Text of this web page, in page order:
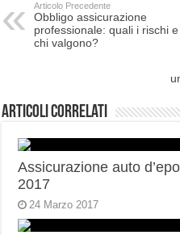
Articolo Precedente
Obbligo assicurazione
professionale: quali i rischi
chi valgono?
Articoli correlati
Assicurazione auto
2017
24 Marzo 2017